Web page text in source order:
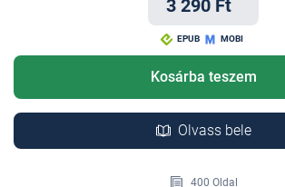
3 290 Ft
EPUB MOBI
Kosárba teszem
Olvass bele
400 Oldal